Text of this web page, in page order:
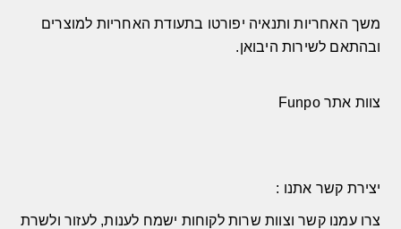
משך האחריות ותנאיה יפורטו בתעודת האחריות למוצרים
ובהתאם לשירות היבואן.
צוות אתר Funpo
יצירת קשר אתנו :
צרו עמנו קשר וצוות שרות לקוחות ישמח לענות,לעזור ולשרת